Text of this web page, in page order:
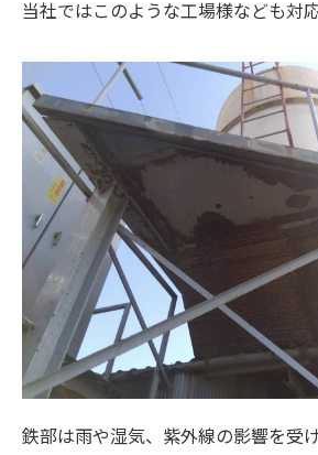
当社ではこのような工場様なども対
鉄部は雨や湿気、紫外線の影響を受